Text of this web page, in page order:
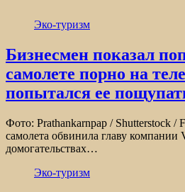
Эко-туризм
Бизнесмен показал
самолете порно на
попытался ее
Фото: Prathankarnpap / Shutterstock /
самолета обвинила главу компании
домогательствах…
Эко-туризм